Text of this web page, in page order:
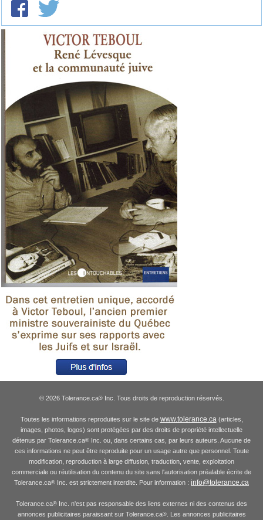
© 2026 Tolerance.ca®Inc. Tous droits de reproduction réservés.
Toutes les informations reproduites sur le site de www.tolerance.ca (articles,
images, photos, logos) sont protégées par des droits de propriété intellectuelle
détenus par Tolerance.ca® Inc. ou, dans certains cas, par leurs auteurs. Aucune de
ces informations ne peut être reproduite pour un usage autre que personnel. Toute
modification, reproduction à large diffusion, traduction, vente, exploitation
commerciale ou réutilisation du contenu du site sans l'autorisation préalable écrite de
Tolerance.ca® Inc. est strictement interdite. Pour information : info@tolerance.ca
Tolerance.ca® Inc. n'est pas responsable des liens externes ni des contenus des
annonces publicitaires paraissant sur Tolerance.ca®. Les annonces publicitaires